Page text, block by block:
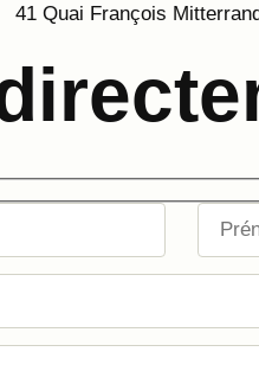
41 Quai François